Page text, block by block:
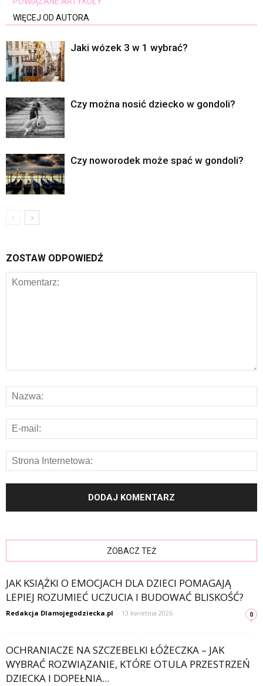
WIĘCEJ OD AUTORA
Jaki wózek 3 w 1 wybrać?
Czy można nosić dziecko w gondoli?
Czy noworodek może spać w gondoli?
ZOSTAW ODPOWIEDŹ
ZOBACZ TEŻ
JAK KSIĄŻKI O EMOCJACH DLA DZIECI POMAGAJĄ
LEPIEJ ROZUMIEĆ UCZUCIA I BUDOWAĆ BLISKOŚĆ?
Redakcja Dlamojegodziecka.pl - 13 kwietnia 2026 0
OCHRANIACZE NA SZCZEBELKI ŁÓŻECZKA – JAK
WYBRAĆ ROZWIĄZANIE, KTÓRE OTULA PRZESTRZEŃ
DZIECKA I DOPEŁNIA...